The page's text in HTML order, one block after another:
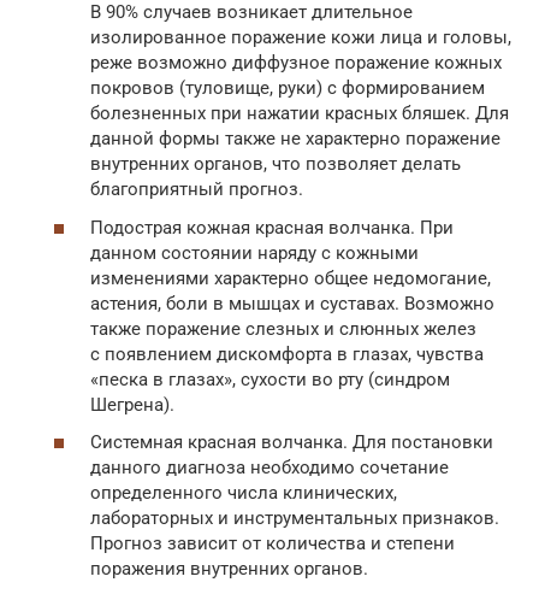
В 90% случаев возникает длительное
изолированное поражение кожи лица и головы,
реже возможно диффузное поражение кожных
покровов (туловище, руки) с формированием
болезненных при нажатии красных бляшек. Для
данной формы также не характерно поражение
внутренних органов, что позволяет делать
благоприятный прогноз.
Подострая кожная красная волчанка. При
данном состоянии наряду с кожными
изменениями характерно общее недомогание,
астения, боли в мышцах и суставах. Возможно
также поражение слезных и слюнных желез
с появлением дискомфорта в глазах, чувства
«песка в глазах», сухости во рту (синдром
Шегрена).
Системная красная волчанка. Для постановки
данного диагноза необходимо сочетание
определенного числа клинических,
лабораторных и инструментальных признаков.
Прогноз зависит от количества и степени
поражения внутренних органов.